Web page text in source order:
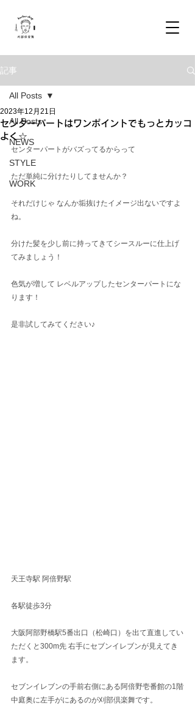
記事
All Posts
NEWS
STYLE
WORK
All Posts
センターパートはワンポイントでもっとカッコ
よく☆
2023年12月21日
センターパートがバズってるからって
ただ単純に分けたりしてませんか？
それだけじゃ なんか垢抜けたイメージ出ないですよ
ね。
分けた髪を少し前に持ってきてシースルーに仕上げ
てみましょう！
色気が増して レベルアップしたセンターパートにな
ります！
是非試してみてください♪
天王寺駅 阿倍野駅
各駅徒歩3分
大阪阿部野橋駅5番出口（松崎口）を出て直進してい
ただくと300m先 右手にセブンイレブンが見えてき
ます。
セブンイレブンの手前右側にある阿倍野壱番館の1階
中庭奥に左手がにあるのが刈部倶楽舞です。